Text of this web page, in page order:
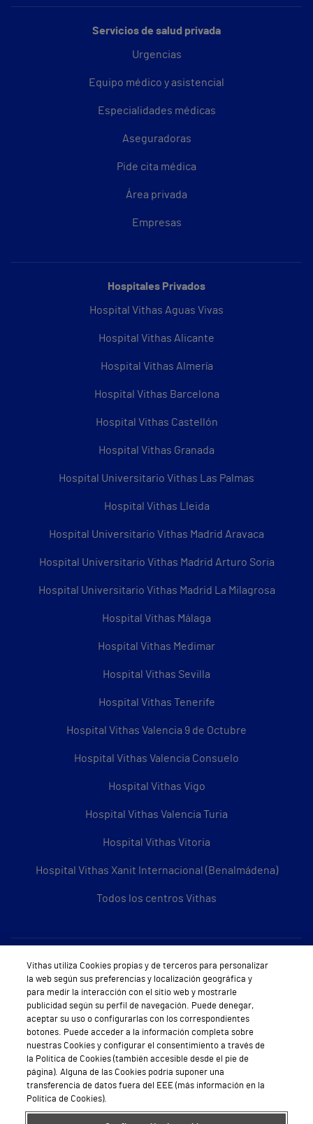
Servicios de salud privada
Urgencias
Equipo médico y asistencial
Especialidades médicas
Aseguradoras
Pide cita médica
Área privada
Empresas
Hospitales Privados
Hospital Vithas Aguas Vivas
Hospital Vithas Alicante
Hospital Vithas Almería
Hospital Vithas Barcelona
Hospital Vithas Castellón
Hospital Vithas Granada
Hospital Universitario Vithas Las Palmas
Hospital Vithas Lleida
Hospital Universitario Vithas Madrid Aravaca
Hospital Universitario Vithas Madrid Arturo Soria
Hospital Universitario Vithas Madrid La Milagrosa
Hospital Vithas Málaga
Hospital Vithas Medimar
Hospital Vithas Sevilla
Hospital Vithas Tenerife
Hospital Vithas Valencia 9 de Octubre
Hospital Vithas Valencia Consuelo
Hospital Vithas Vigo
Hospital Vithas Valencia Turia
Hospital Vithas Vitoria
Hospital Vithas Xanit Internacional (Benalmádena)
Todos los centros Vithas
Sobre Vithas
Quiénes somos
Trabajar en Vithas
Teléfono Cita Médica
Teléfono Atención al Cliente
Política de seguridad y salud en el trabajo
Vithas utiliza Cookies propias y de terceros para personalizar
la web según sus preferencias y localización geográfica y
para medir la interacción con el sitio web y mostrarle
publicidad según su perfil de navegación. Puede denegar,
aceptar su uso o configurarlas con los correspondientes
botones. Puede acceder a la información completa sobre
nuestras Cookies y configurar el consentimiento a través de
la Política de Cookies (también accesible desde el pie de
página). Alguna de las Cookies podría suponer una
transferencia de datos fuera del EEE (más información en la
Política de Cookies).